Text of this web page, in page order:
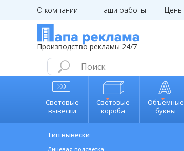
О компании Цены
Наши работы
Производство рекламы 24/7
Световые
вывески
Световые
короба
Объемные
буквы
Тип вывески
Лицевая подсветка